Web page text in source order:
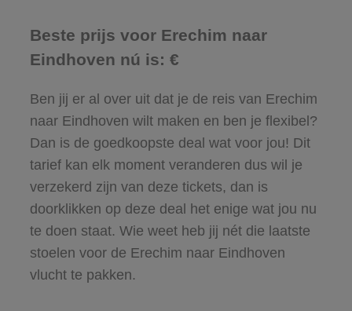
Beste prijs voor Erechim naar
Eindhoven nú is: €
Ben jij er al over uit dat je de reis van Erechim
naar Eindhoven wilt maken en ben je flexibel?
Dan is de goedkoopste deal wat voor jou! Dit
tarief kan elk moment veranderen dus wil je
verzekerd zijn van deze tickets, dan is
doorklikken op deze deal het enige wat jou nu
te doen staat. Wie weet heb jij nét die laatste
stoelen voor de Erechim naar Eindhoven
vlucht te pakken.